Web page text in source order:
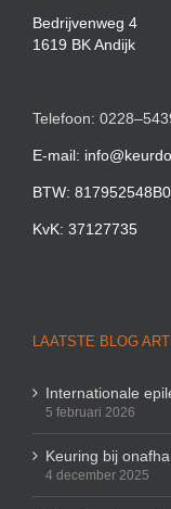
Bedrijvenweg 4
1619 BK Andijk
Telefoon:
E-mail:
BTW:
KvK: 37127735
LAATSTE BLOG
Internationale
5 februari 2026
Keuring bij
4 december 2025